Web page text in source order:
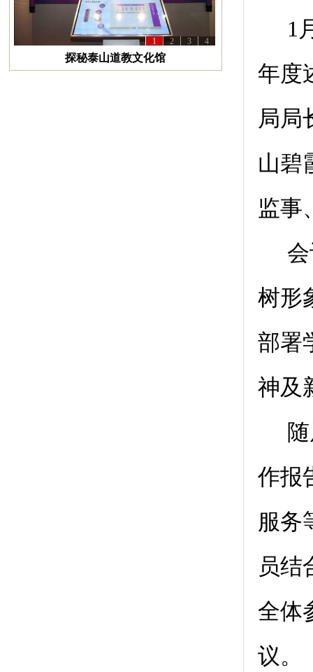
4
3
2
1
探秘泰山道教文化馆
1
年度
局局
山碧
监事
树形
部署
神及
作报
服务
员结
全体
议。